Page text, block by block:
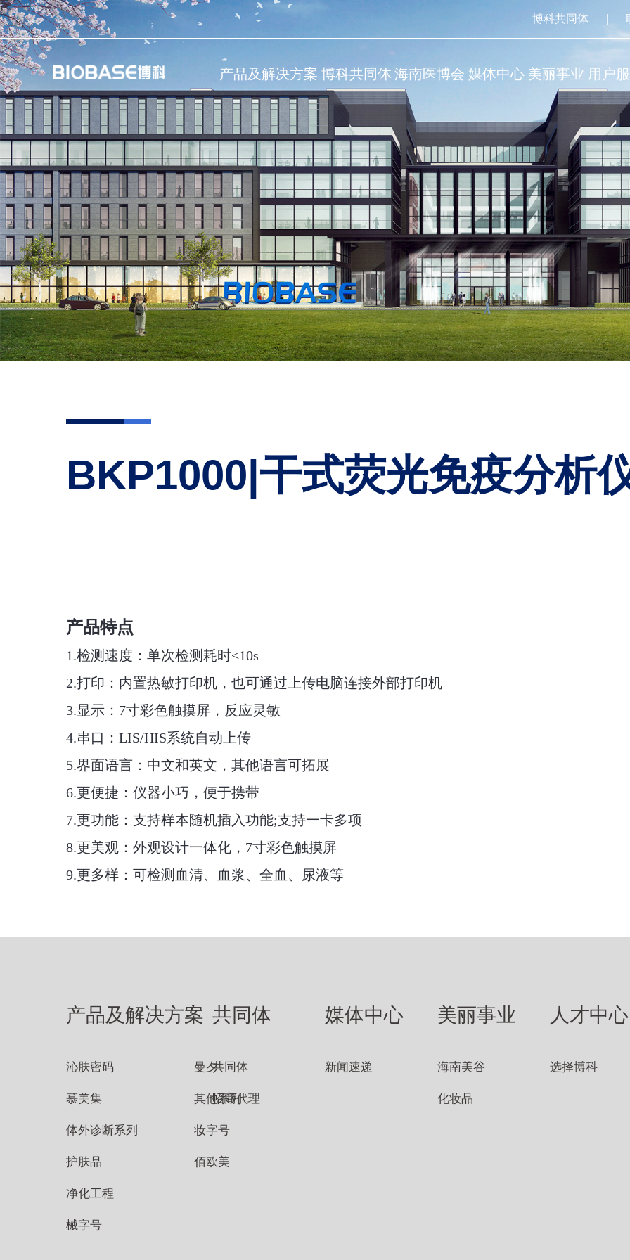
博科共同体
产品及解决方案 博科共同体 海南医博会 媒体中心 美丽事业 用户
BKP1000|干式荧光免疫分析
产品特点
1.检测速度：单次检测耗时<10s
2.打印：内置热敏打印机，也可通过上传电脑连接外部打印机
3.显示：7寸彩色触摸屏，反应灵敏
4.串口：LIS/HIS系统自动上传
5.界面语言：中文和英文，其他语言可拓展
6.更便捷：仪器小巧，便于携带
7.更功能：支持样本随机插入功能;支持一卡多项
8.更美观：外观设计一体化，7寸彩色触摸屏
9.更多样：可检测血清、血浆、全血、尿液等
产品及解决方案
沁肤密码
慕美集
体外诊断系列
护肤品
净化工程
械字号
曼夕
其他系列
妆字号
佰欧美
共同体
共同体
招商代理
媒体中心
新闻速递
美丽事业
海南美谷
化妆品
人才中心
选择博科